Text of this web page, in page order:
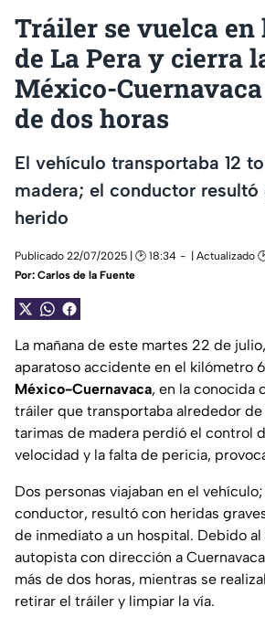
Tráiler se vuelca en
de La Pera y cierra
México-
de dos horas
El vehículo transportaba 12
madera; el conductor resultó
herido
Publicado 22/07/2025 | 🕑 18:34
| Actualizado
Por: Carlos de la Fuente
La mañana de este martes 22 de
aparatoso accidente en el kilómetro
México-Cuernavaca, en la conocida
tráiler que transportaba alrededor de
tarimas de madera perdió el control
velocidad y la falta de pericia,
Dos personas viajaban en el
conductor, resultó con heridas
de inmediato a un hospital. Debido
autopista con dirección a
más de dos horas, mientras se
retirar el tráiler y limpiar la vía.